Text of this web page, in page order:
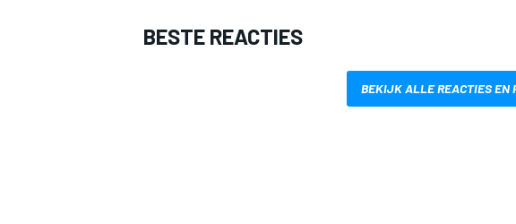
BESTE REACTIES
BEKIJK ALLE REACTIES EN